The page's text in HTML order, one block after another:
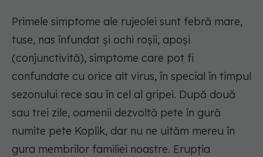
Primele simptome ale rujeolei sunt febră mare,
tuse, nas înfundat și ochi roșii, apoși
(conjunctivită), simptome care pot fi
confundate cu orice alt virus, în special în timpul
sezonului rece sau în cel al gripei. După două
sau trei zile, oamenii dezvoltă pete în gură
numite pete Koplik, dar nu ne uităm mereu în
gura membrilor familiei noastre. Erupția